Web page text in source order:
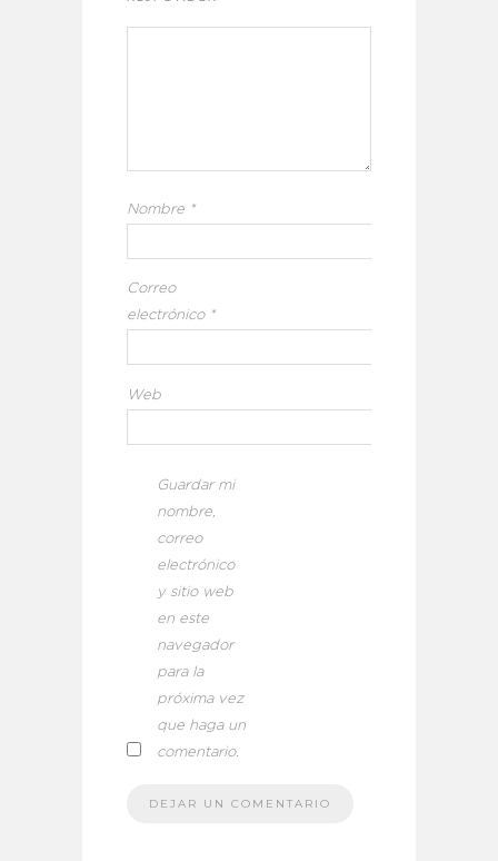
Nombre *
Correo
electrónico *
Web
Guardar mi
nombre,
correo
electrónico
y sitio web
en este
navegador
para la
próxima vez
que haga un
comentario.